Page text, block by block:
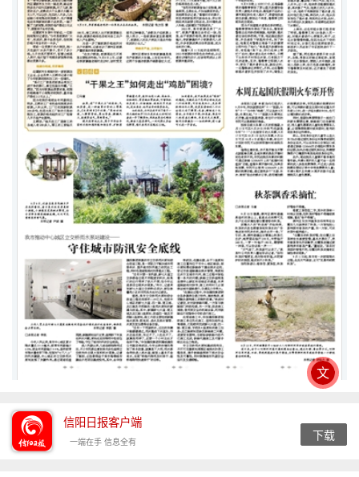
信阳日报客户端
一端在手 信息全有 下载
文